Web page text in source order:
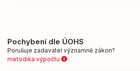
Pochybení dle ÚOHS
Porušuje zadavatel významně zákon?
metodika výpočtu